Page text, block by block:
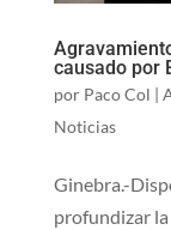
causado por
por Paco Col |
Noticias
Ginebra.-
profundizar